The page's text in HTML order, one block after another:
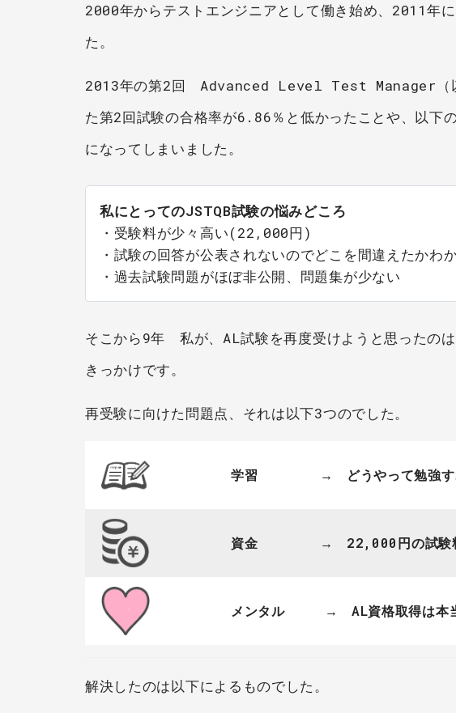
2000年からテストエンジニアとして働き始め、2011
た。
2013年の第2回 Advanced Level Test Manager（以
た第2回試験の合格率が6.86％と低かったことや、以下
になってしまいました。
私にとってのJSTQB試験の悩みどころ
・受験料が少々高い(22,000円)
・試験の回答が公表されないのでどこを間違えたかわ
・過去試験問題がほぼ非公開、問題集が少ない
そこから9年 私が、AL試験を再度受けようと思ったの
きっかけです。
再受験に向けた問題点、それは以下3つのでした。
学習 → どうやって勉強すれ
資金 → 22,000円の試験料
メンタル → AL資格取得は本
解決したのは以下によるものでした。